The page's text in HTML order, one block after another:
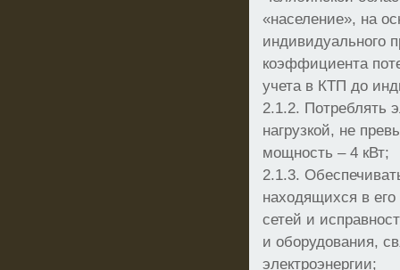
«население», на
индивидуального
коэффициента
учета в КТП до
2.1.2. Потреблять
нагрузкой, не
мощность – 4 кВт;
2.1.3.
находящихся в его
сетей и
и оборудования,
электроэнергии;